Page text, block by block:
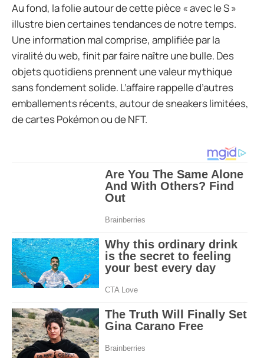
Au fond, la folie autour de cette pièce « avec le S »
illustre bien certaines tendances de notre temps.
Une information mal comprise, amplifiée par la
viralité du web, finit par faire naître une bulle. Des
objets quotidiens prennent une valeur mythique
sans fondement solide. L’affaire rappelle d’autres
emballements récents, autour de sneakers limitées,
de cartes Pokémon ou de NFT.